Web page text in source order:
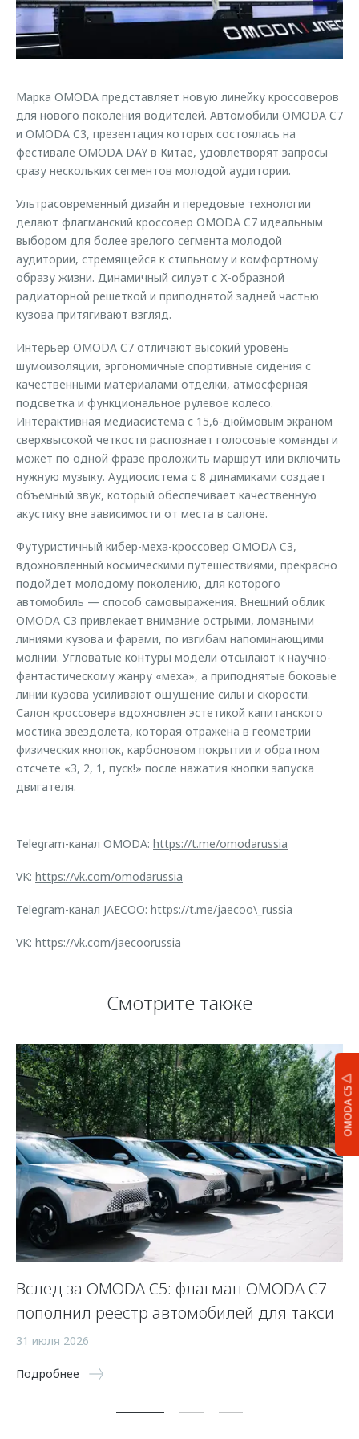
Страхование
Кредитный калькулятор
Одежда и сувениры
Оригинальные аксессуары
Запчасти
Трейд-ин
Калькулятор трейд-ин
Клиентская поддержка
O&J Автоклуб
Приложение O&J
Аксессуары
Одежда и сувениры
Запчасти
Обратная связь
OMODA C5
Марка OMODA представляет новую линейку кроссоверов
для нового поколения водителей. Автомобили OMODA C7
и OMODA C3, презентация которых состоялась на
фестивале OMODA DAY в Китае, удовлетворят запросы
сразу нескольких сегментов молодой аудитории.
Ультрасовременный дизайн и передовые технологии
делают флагманский кроссовер OMODA C7 идеальным
выбором для более зрелого сегмента молодой
аудитории, стремящейся к стильному и комфортному
образу жизни. Динамичный силуэт с Х-образной
радиаторной решеткой и приподнятой задней частью
кузова притягивают взгляд.
Интерьер OMODA C7 отличают высокий уровень
шумоизоляции, эргономичные спортивные сидения с
качественными материалами отделки, атмосферная
подсветка и функциональное рулевое колесо.
Интерактивная медиасистема с 15,6-дюймовым экраном
сверхвысокой четкости распознает голосовые команды и
может по одной фразе проложить маршрут или включить
нужную музыку. Аудиосистема с 8 динамиками создает
объемный звук, который обеспечивает качественную
акустику вне зависимости от места в салоне.
Футуристичный кибер-меха-кроссовер OMODA C3,
вдохновленный космическими путешествиями, прекрасно
подойдет молодому поколению, для которого
автомобиль — способ самовыражения. Внешний облик
OMODA C3 привлекает внимание острыми, ломаными
линиями кузова и фарами, по изгибам напоминающими
молнии. Угловатые контуры модели отсылают к научно-
фантастическому жанру «меха», а приподнятые боковые
линии кузова усиливают ощущение силы и скорости.
Салон кроссовера вдохновлен эстетикой капитанского
мостика звездолета, которая отражена в геометрии
физических кнопок, карбоновом покрытии и обратном
отсчете «3, 2, 1, пуск!» после нажатия кнопки запуска
двигателя.
Telegram-канал OMODA: https://t.me/omodarussia
VK: https://vk.com/omodarussia
Telegram-канал JAECOO: https://t.me/jaecoo\_russia
VK: https://vk.com/jaecoorussia
Смотрите также
Вслед за OMODA C5: флагман OMODA C7
пополнил реестр автомобилей для такси
31 июля 2026
Подробнее